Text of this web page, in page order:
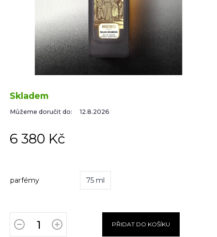
parfémy 75 ml
6 380 Kč
Skladem
Můžeme doručit do: 12.8.2026
PŘIDAT DO KOŠÍKU